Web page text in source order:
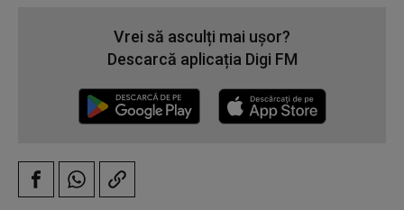
Vrei să asculți mai ușor?
Descarcă aplicația Digi FM